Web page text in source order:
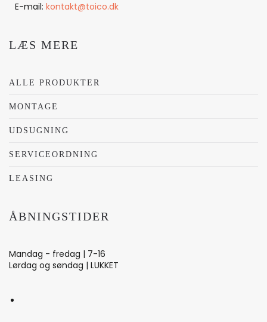
E-mail: kontakt@toico.dk
LÆS MERE
ALLE PRODUKTER
MONTAGE
UDSUGNING
SERVICEORDNING
LEASING
ÅBNINGSTIDER
Mandag - fredag | 7-16
Lørdag og søndag | LUKKET